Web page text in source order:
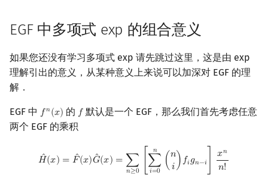
二次域
Pell 方程
图上随机游走
EGF 中多项式 exp 的组合意义
如果您还没有学习多项式 exp 请先跳过这里，这是由 exp
理解引出的意义，从某种意义上来说可以加深对 EGF 的理
解．
EGF 中 𝑓𝑛(𝑥)
fn(x) 的 𝑓
f 默认是一个 EGF，那么我们首先考虑任意
两个 EGF 的乘积
ˆ
𝐻(𝑥) = ˆ
𝐹(𝑥) ˆ
𝐺(𝑥) = ∑
𝑛≥0
𝑛
∑
𝑖=0
( 𝑛
𝑖 )𝑓𝑖𝑔𝑛−𝑖
𝑥𝑛
𝑛!
H ^ G n≥0 i=0 (ni) n!